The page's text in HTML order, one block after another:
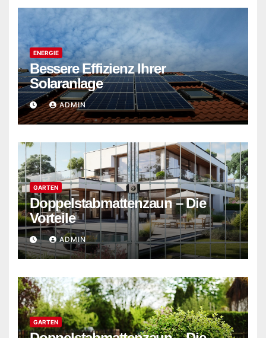
ENERGIE
Bessere Effizienz Ihrer
Solaranlage
ADMIN
GARTEN
Doppelstabmattenzaun – Die
Vorteile
ADMIN
GARTEN